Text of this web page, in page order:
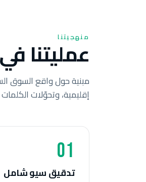
منهجيتنا
عمليتنا في السيو لـ 8
مبنية حول واقع السوق
إقليمية، وتحوّلات الكلمات
01
تدقيق سيو شامل